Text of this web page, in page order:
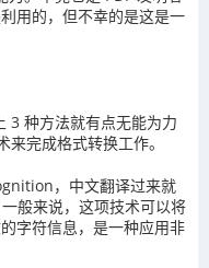
用的，但不幸的是这是一
3 种方法就有点无能为力
完成格式转换工作。
，中文翻译过来就
般来说，这项技术可以将
字符信息，是一种应用非